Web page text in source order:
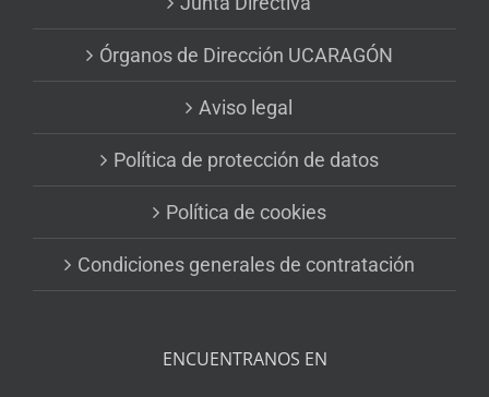
Órganos de Dirección UCARAGÓN
Aviso legal
Política de protección de datos
Política de cookies
Condiciones generales de contratación
ENCUENTRANOS EN